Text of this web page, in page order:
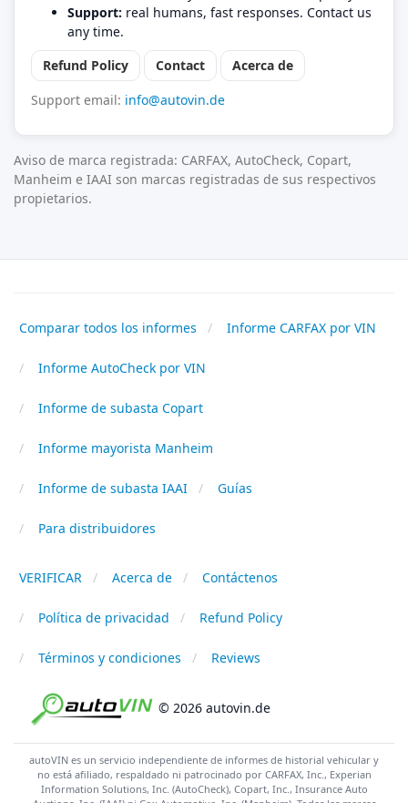
Support: real humans, fast responses. Contact us
any time.
Refund Policy
Contact
Acerca de
Support email: info@autovin.de
Aviso de marca registrada: CARFAX, AutoCheck, Copart,
Manheim e IAAI son marcas registradas de sus respectivos
propietarios.
Comparar todos los informes Informe CARFAX por VIN
Informe AutoCheck por VIN
Informe de subasta Copart
Informe mayorista Manheim
Informe de subasta IAAI Guías
Para distribuidores
VERIFICAR Acerca de Contáctenos
Política de privacidad Refund Policy
Términos y condiciones Reviews
© 2026 autovin.de
autoVIN es un servicio independiente de informes de historial vehicular y
no está afiliado, respaldado ni patrocinado por CARFAX, Inc., Experian
Information Solutions, Inc. (AutoCheck), Copart, Inc., Insurance Auto